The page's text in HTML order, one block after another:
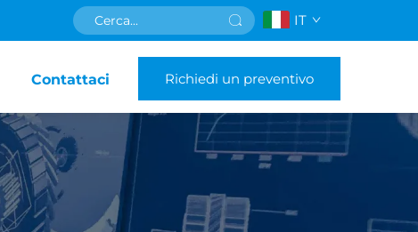
IT
Contattaci Richiedi un preventivo